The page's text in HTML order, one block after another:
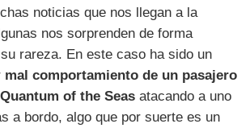
noticias que nos llegan a la
nos sorprenden de forma
rareza. En este caso ha sido un
mal comportamiento de un pasajero
of the Seas atacando a uno
a bordo, algo que por suerte es un